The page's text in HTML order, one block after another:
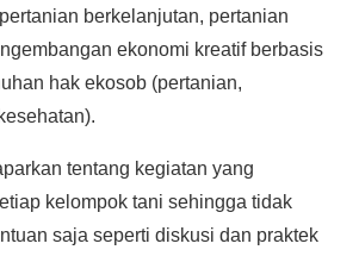
berkelanjutan, pertanian
ekonomi kreatif berbasis
hak ekosob (pertanian,
tentang kegiatan yang
kelompok tani sehingga tidak
saja seperti diskusi dan praktek